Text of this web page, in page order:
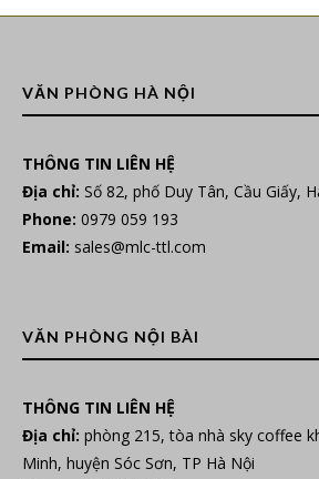
VĂN PHÒNG HÀ NỘI
THÔNG TIN LIÊN HỆ
Địa chỉ: Số 82, phố Duy Tân, Cầu Giấy,
Phone: 0979 059 193
Email: sales@mlc-ttl.com
VĂN PHÒNG NỘI BÀI
THÔNG TIN LIÊN HỆ
Địa chỉ: phòng 215, tòa nhà sky coffee
Minh, huyện Sóc Sơn, TP Hà Nội